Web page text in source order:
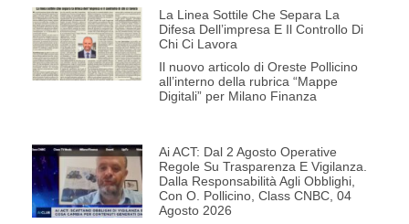
La Linea Sottile Che Separa La
Difesa Dell’impresa E Il Controllo Di
Chi Ci Lavora
Il nuovo articolo di Oreste Pollicino
all’interno della rubrica “Mappe
Digitali” per Milano Finanza
Ai ACT: Dal 2 Agosto Operative
Regole Su Trasparenza E Vigilanza.
Dalla Responsabilità Agli Obblighi,
Con O. Pollicino, Class CNBC, 04
Agosto 2026